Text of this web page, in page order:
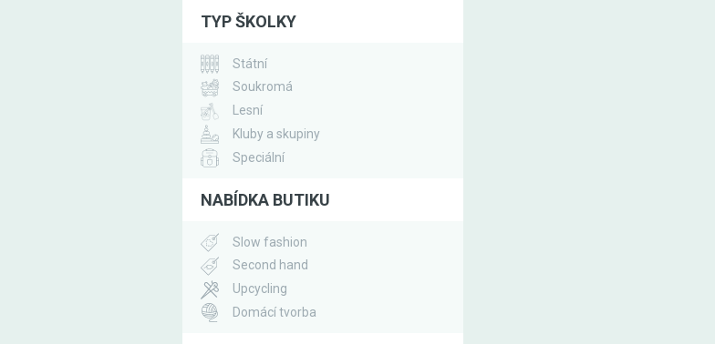
TYP ŠKOLKY
Státní
Soukromá
Lesní
Kluby a skupiny
Speciální
NABÍDKA BUTIKU
Slow fashion
Second hand
Upcycling
Domácí tvorba